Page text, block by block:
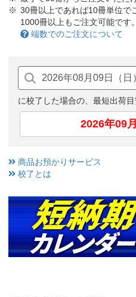
30冊以上であれば10冊単位で
1000冊以上もご注文可能です。
端数でのご注文について
に校了した場合の、最短出荷
2026年09
商品お預かりサービス
校了とは